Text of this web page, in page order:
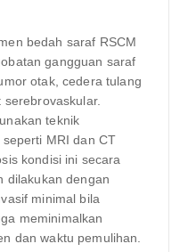
bedah saraf RSCM
gangguan saraf
otak, cedera tulang
serebrovaskular.
teknik
MRI dan CT
kondisi ini secara
dilakukan dengan
minimal bila
meminimalkan
dan waktu pemulihan.